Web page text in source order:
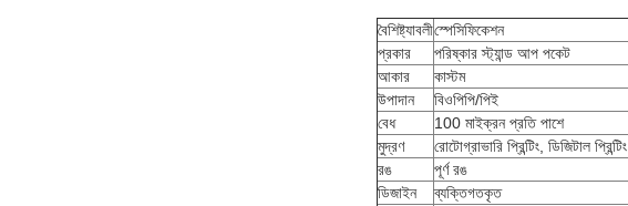
বৈশিষ্ট্যাবলীস্পেসিফিকেশন
প্রকার
পরিষ্কার স্ট্যান্ড আপ পকেট
আকার
কাস্টম
উপাদান
বিওপিপি/পিই
বেধ
100 মাইক্রন প্রতি পাশে
মুদ্রণ
রোটোগ্রাভারি প্রিন্টিং, ডিজিটাল প্রিন্টিং
রঙ
পূর্ণ রঙ
ডিজাইন
ব্যক্তিগতকৃত